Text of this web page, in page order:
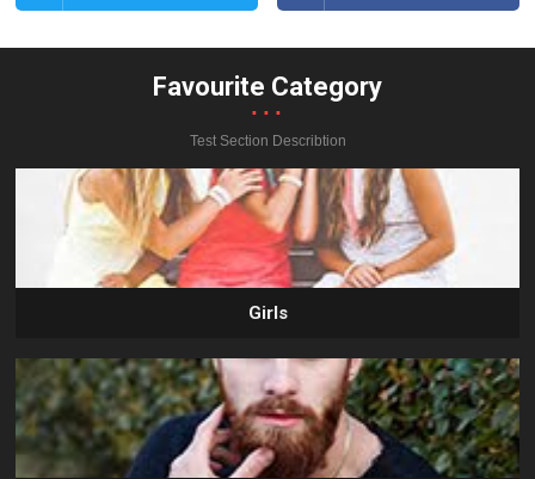
Favourite Category
...
Test Section Describtion
Girls